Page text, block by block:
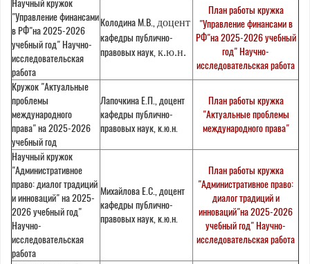
Научный кружок
"Управление финансами
в РФ"на 2025-2026
учебный год" Научно-
исследовательская
работа
Колодина М.В., доцент
кафедры публично-
правовых наук, к.ю.н.
План работы кружка
"Управление финансами в
РФ"на 2025-2026 учебный
год" Научно-
исследовательская работа
Кружок "Актуальные
проблемы
международного
права" на 2025-2026
учебный год
Лапочкина Е.П., доцент
кафедры публично-
правовых наук, к.ю.н.
План работы кружка
"Актуальные проблемы
международного права"
Научный кружок
"Административное
право: диалог традиций
и инноваций" на 2025-
2026 учебный год"
Научно-
исследовательская
работа
Михайлова Е.С., доцент
кафедры публично-
правовых наук, к.ю.н.
План работы кружка
"Административное право:
диалог традиций и
инноваций"на 2025-2026
учебный год" Научно-
исследовательская работа